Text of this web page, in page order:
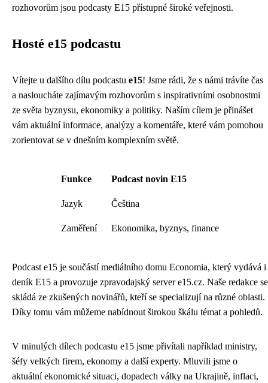
rozhovorům jsou podcasty E15 přístupné široké veřejnosti.
Hosté e15 podcastu
Vítejte u dalšího dílu podcastu e15! Jsme rádi, že s námi trávíte čas
a nasloucháte zajímavým rozhovorům s inspirativními osobnostmi
ze světa byznysu, ekonomiky a politiky. Naším cílem je přinášet
vám aktuální informace, analýzy a komentáře, které vám pomohou
zorientovat se v dnešním komplexním světě.
Funkce Podcast novin E15
Jazyk Čeština
Zaměření Ekonomika, byznys, finance
Podcast e15 je součástí mediálního domu Economia, který vydává i
deník E15 a provozuje zpravodajský server e15.cz. Naše redakce se
skládá ze zkušených novinářů, kteří se specializují na různé oblasti.
Díky tomu vám můžeme nabídnout širokou škálu témat a pohledů.
V minulých dílech podcastu e15 jsme přivítali například ministry,
šéfy velkých firem, ekonomy a další experty. Mluvili jsme o
aktuální ekonomické situaci, dopadech války na Ukrajině, inflaci,